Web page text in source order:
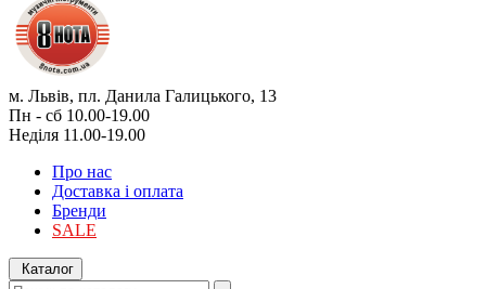
м. Львів, пл. Данила Галицького, 13
Пн - сб 10.00-19.00
Неділя 11.00-19.00
Про нас
Доставка і оплата
Бренди
SALE
Каталог